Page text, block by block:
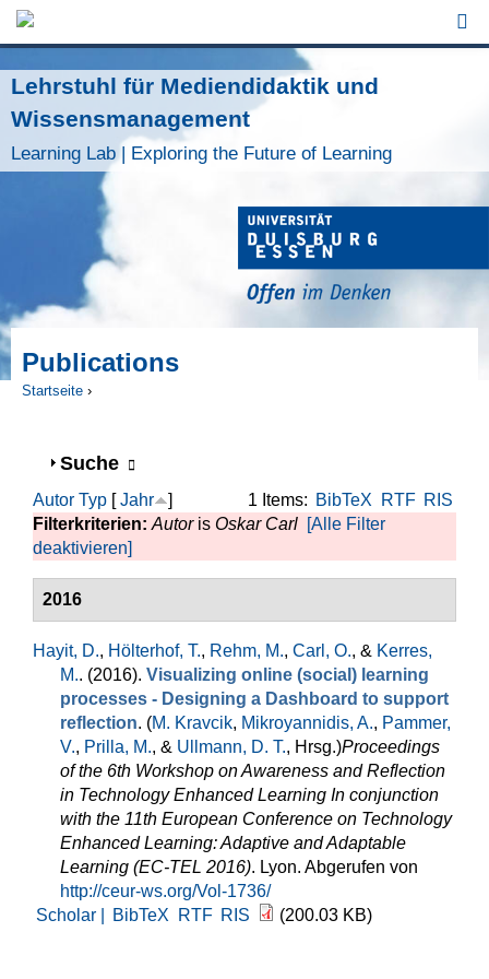
Jump to Navigation
Lehrstuhl für Mediendidaktik und
Wissensmanagement
Learning Lab | Exploring the Future of Learning
Publications
Startseite ›
Anzeigen
Suche
1 Items: BibTeX RTF RIS
Autor Typ [Jahr
]
Filterkriterien: Autoris Oskar Carl [Alle Filter
deaktivieren]
2016
Hayit, D., Hölterhof, T., Rehm, M., Carl, O., & Kerres,
M.. (2016). Visualizing online (social) learning
processes - Designing a Dashboard to support
reflection. (M. Kravcik, Mikroyannidis, A., Pammer,
V., Prilla, M., & Ullmann, D. T., Hrsg.)Proceedings
of the 6th Workshop on Awareness and Reflection
in Technology Enhanced Learning In conjunction
with the 11th European Conference on Technology
Enhanced Learning: Adaptive and Adaptable
Learning (EC-TEL 2016). Lyon. Abgerufen von
http://ceur-ws.org/Vol-1736/
Scholar |
BibTeX RTF RIS (200.03 KB)